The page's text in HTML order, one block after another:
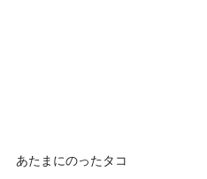
あたまにのったタコ